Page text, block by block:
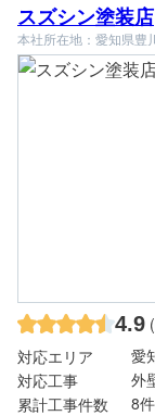
スズシン塗装店
本社所在地：愛知県豊
4.9 (
対応エリア
愛
対応工事
外
累計工事件数
8件